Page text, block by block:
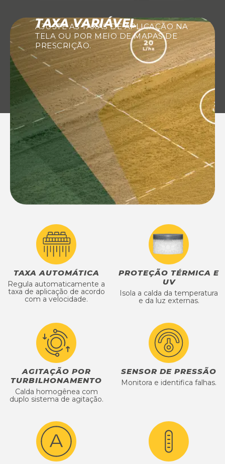
TAXA VARIÁVEL
AJUSTE AS TAXAS DE APLICAÇÃO NA
TELA OU POR MEIO DE MAPAS DE
PRESCRIÇÃO.
TAXA AUTOMÁTICA
Regula automaticamente a
taxa de aplicação de acordo
com a velocidade.
PROTEÇÃO TÉRMICA E
UV
Isola a calda da temperatura
e da luz externas.
AGITAÇÃO POR
TURBILHONAMENTO
Calda homogênea com
duplo sistema de agitação.
SENSOR DE PRESSÃO
Monitora e identifica falhas.